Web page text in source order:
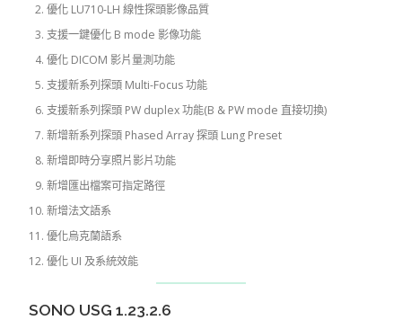
優化 LU710-LH 線性探頭影像品質
支援一鍵優化 B mode 影像功能
優化 DICOM 影片量測功能
支援新系列探頭 Multi-Focus 功能
支援新系列探頭 PW duplex 功能(B & PW mode 直接切換)
新增新系列探頭 Phased Array 探頭 Lung Preset
新增即時分享照片影片功能
新增匯出檔案可指定路徑
新增法文語系
優化烏克蘭語系
優化 UI 及系統效能
SONO USG 1.23.2.6